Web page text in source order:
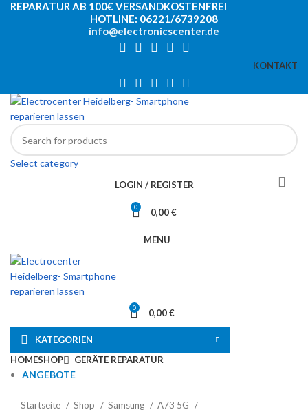
REPARATUR AB 100€ VERSANDKOSTENFREI
HOTLINE: 06221/6739208
info@electronicscenter.de
KONTAKT
Select category
LOGIN / REGISTER
0 0,00€
MENU
0 0,00€
KATEGORIEN
HOMESHOP GERÄTE REPARATUR
ANGEBOTE
Startseite Shop Samsung
A73 5G